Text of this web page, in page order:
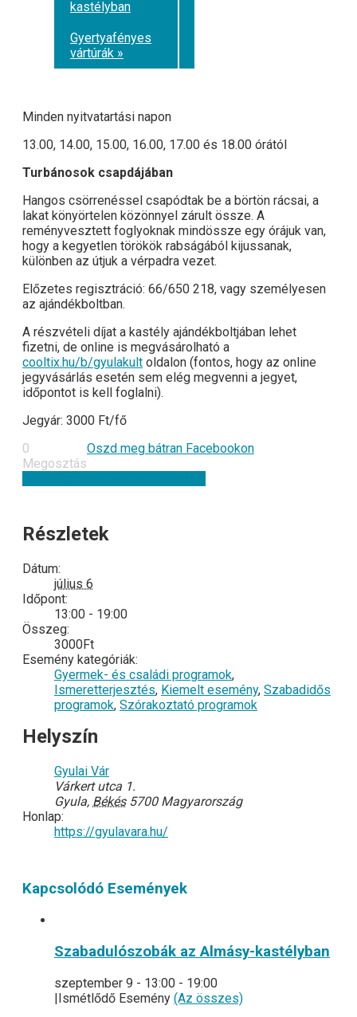
kastélyban
Gyertyafényes
vártúrák »
Minden nyitvatartási napon
13.00, 14.00, 15.00, 16.00, 17.00 és 18.00 órától
Turbánosok csapdájában
Hangos csörrenéssel csapódtak be a börtön rácsai, a
lakat könyörtelen közönnyel zárult össze. A
reményvesztett foglyoknak mindössze egy órájuk van,
hogy a kegyetlen törökök rabságából kijussanak,
különben az útjuk a vérpadra vezet.
Előzetes regisztráció: 66/650 218, vagy személyesen
az ajándékboltban.
A részvételi díjat a kastély ajándékboltjában lehet
fizetni, de online is megvásárolható a
cooltix.hu/b/gyulakult oldalon (fontos, hogy az online
jegyvásárlás esetén sem elég megvenni a jegyet,
időpontot is kell foglalni).
Jegyár: 3000 Ft/fő
0
Megosztás
Oszd meg bátran Facebookon
Részletek
Dátum:
július 6
Időpont:
13:00 - 19:00
Összeg:
3000Ft
Esemény kategóriák:
Gyermek- és családi programok,
Ismeretterjesztés, Kiemelt esemény, Szabadidős
programok, Szórakoztató programok
Helyszín
Gyulai Vár
Várkert utca 1.
Gyula, Békés 5700 Magyarország
Honlap:
https://gyulavara.hu/
Kapcsolódó Események
Szabadulószobák az Almásy-kastélyban
szeptember 9 - 13:00 - 19:00
|Ismétlődő Esemény (Az összes)